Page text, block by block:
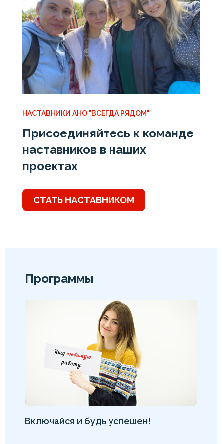
НАСТАВНИКИ АНО "ВСЕГДА РЯДОМ"
Присоединяйтесь к команде
наставников в наших
проектах
СТАТЬ НАСТАВНИКОМ
Программы
Включайся и будь успешен!